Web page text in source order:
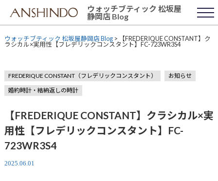
content
ウォッチブティック 松坂屋
静岡店 Blog
ウォッチブティック 松坂屋静岡店 Blog> 【FREDERIQUE CONSTANT】ク
ラシカル×実用性【フレデリックコンスタント】FC-723WR3S4
FREDERIQUE CONSTANT（フレデリックコンスタント）
お知らせ
婚約時計・結納返しの時計
【FREDERIQUE CONSTANT】クラシカル×実
用性【フレデリックコンスタント】FC-
723WR3S4
2025.06.01